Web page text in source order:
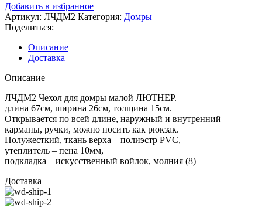
Добавить в избранное
Артикул: ЛЧДМ2 Категория: Домры
Поделиться:
Описание
Доставка
Описание
ЛЧДМ2 Чехол для домры малой ЛЮТНЕР.
длина 67см, ширина 26см, толщина 15см.
Открывается по всей длине, наружный и внутренний
карманы, ручки, можно носить как рюкзак.
Полужесткий, ткань верха – полиэстр PVC,
утеплитель – пена 10мм,
подкладка – искусственный войлок, молния (8)
Доставка